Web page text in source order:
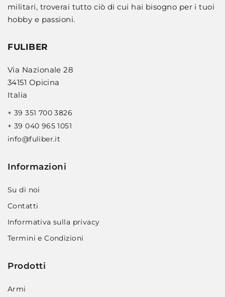
militari, troverai tutto ciò di cui hai bisogno per i tuoi
hobby e passioni.
FULIBER
Via Nazionale 28
34151 Opicina
Italia
+ 39 351 700 3826
+ 39 040 965 1051
info@fuliber.it
Informazioni
Su di noi
Contatti
Informativa sulla privacy
Termini e Condizioni
Prodotti
Armi